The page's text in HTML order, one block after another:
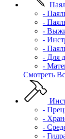
-
-
-
-
-
- Для
-
Смотреть
-
-
-
-